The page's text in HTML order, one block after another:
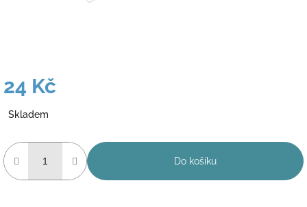
24 Kč
cena:
Skladem
Do košíku